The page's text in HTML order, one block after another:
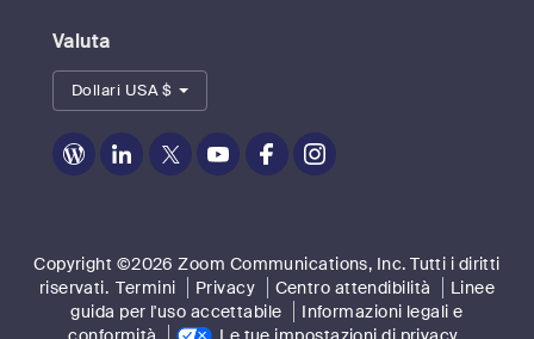
Valuta
Dollari USA $
Zoom
Zoom
Zoom
Zoom
Zoom
Zoom
Copyright ©2026 Zoom Communications, Inc. Tutti i diritti
riservati. Termini Privacy Centro attendibilità
Linee
guida per l'uso accettabile
Informazioni legali e